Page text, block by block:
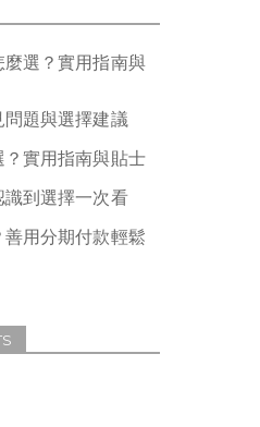
選？實用指南與
題與選擇建議
實用指南與貼士
到選擇一次看
用分期付款輕鬆